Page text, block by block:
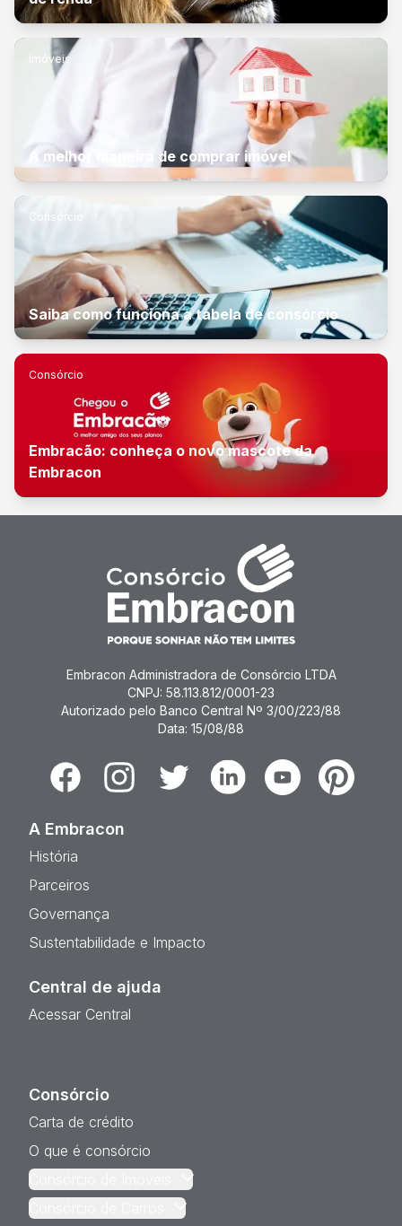
Imóveis
A melhor maneira de comprar imóvel
Consórcio
Saiba como funciona a tabela de consórcio
Consórcio
Embracão: conheça o novo mascote da
Embracon
Embracon Administradora de Consórcio LTDA
CNPJ: 58.113.812/0001-23
Autorizado pelo Banco Central Nº 3/00/223/88
Data: 15/08/88
FacebookInstagramTwitter LinkedinYoutubePinterest
A Embracon
História
Parceiros
Governança
Sustentabilidade e Impacto
Central de ajuda
Acessar Central
Consórcio
Carta de crédito
O que é consórcio